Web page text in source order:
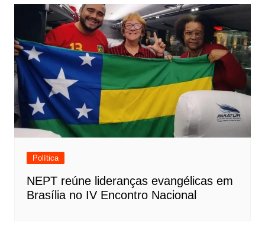
Política
NEPT reúne lideranças evangélicas em
Brasília no IV Encontro Nacional